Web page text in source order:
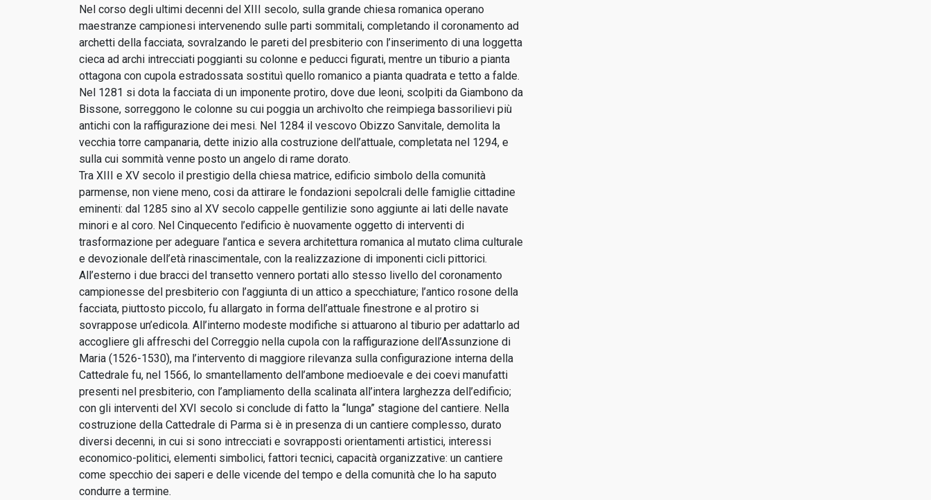
Nel corso degli ultimi decenni del XIII secolo, sulla grande chiesa romanica operano
maestranze campionesi intervenendo sulle parti sommitali, completando il coronamento ad
archetti della facciata, sovralzando le pareti del presbiterio con l’inserimento di una loggetta
cieca ad archi intrecciati poggianti su colonne e peducci figurati, mentre un tiburio a pianta
ottagona con cupola estradossata sostituì quello romanico a pianta quadrata e tetto a falde.
Nel 1281 si dota la facciata di un imponente protiro, dove due leoni, scolpiti da Giambono da
Bissone, sorreggono le colonne su cui poggia un archivolto che reimpiega bassorilievi più
antichi con la raffigurazione dei mesi. Nel 1284 il vescovo Obizzo Sanvitale, demolita la
vecchia torre campanaria, dette inizio alla costruzione dell’attuale, completata nel 1294, e
sulla cui sommità venne posto un angelo di rame dorato.
Tra XIII e XV secolo il prestigio della chiesa matrice, edificio simbolo della comunità
parmense, non viene meno, cosi da attirare le fondazioni sepolcrali delle famiglie cittadine
eminenti: dal 1285 sino al XV secolo cappelle gentilizie sono aggiunte ai lati delle navate
minori e al coro. Nel Cinquecento l’edificio è nuovamente oggetto di interventi di
trasformazione per adeguare l’antica e severa architettura romanica al mutato clima culturale
e devozionale dell’età rinascimentale, con la realizzazione di imponenti cicli pittorici.
All’esterno i due bracci del transetto vennero portati allo stesso livello del coronamento
campionesse del presbiterio con l’aggiunta di un attico a specchiature; l’antico rosone della
facciata, piuttosto piccolo, fu allargato in forma dell’attuale finestrone e al protiro si
sovrappose un’edicola. All’interno modeste modifiche si attuarono al tiburio per adattarlo ad
accogliere gli affreschi del Correggio nella cupola con la raffigurazione dell’Assunzione di
Maria (1526-1530), ma l’intervento di maggiore rilevanza sulla configurazione interna della
Cattedrale fu, nel 1566, lo smantellamento dell’ambone medioevale e dei coevi manufatti
presenti nel presbiterio, con l’ampliamento della scalinata all’intera larghezza dell’edificio;
con gli interventi del XVI secolo si conclude di fatto la “lunga” stagione del cantiere. Nella
costruzione della Cattedrale di Parma si è in presenza di un cantiere complesso, durato
diversi decenni, in cui si sono intrecciati e sovrapposti orientamenti artistici, interessi
economico-politici, elementi simbolici, fattori tecnici, capacità organizzative: un cantiere
come specchio dei saperi e delle vicende del tempo e della comunità che lo ha saputo
condurre a termine.